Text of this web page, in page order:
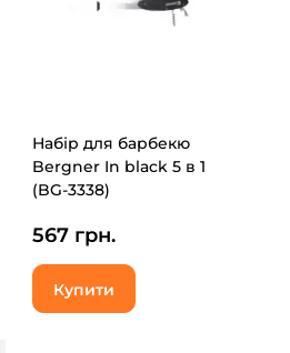
Набір для барбекю
Bergner In black 5 в 1
(BG-3338)
567 грн.
Купити